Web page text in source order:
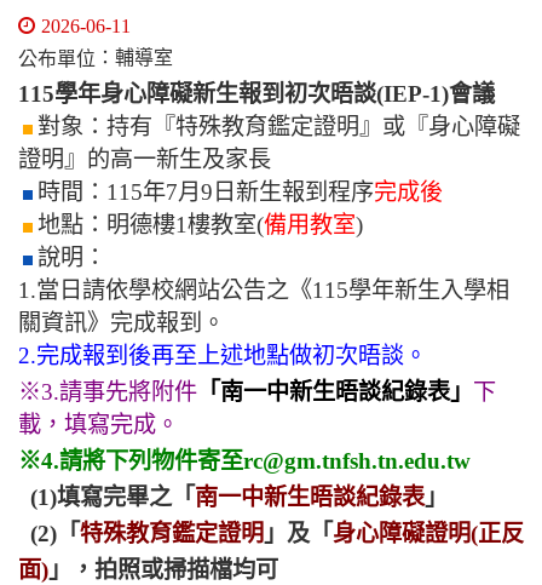
2026-06-11
公布單位 ：輔導室
115學年身心障礙新生報到初次晤談(IEP-1)會議
對象：持有『特殊教育鑑定證明』或『身心障礙
證明』的高一新生及家長
時間：115年7月9日新生報到程序完成後
地點：明德樓1樓教室(備用教室)
說明：
1.當日請依學校網站公告之《115學年新生入學相
關資訊》完成報到。
2.完成報到後再至上述地點做初次晤談。
※3.請事先將附件 「南一中新生晤談紀錄表」 下
載，填寫完成。
※4.請將下列物件寄至rc@gm.tnfsh.tn.edu.tw
(1)填寫完畢之「 南一中新生晤談紀錄表 」
(2)「特殊教育鑑定證明 」及「 身心障礙證明(正反
面) 」，拍照或掃描檔均可